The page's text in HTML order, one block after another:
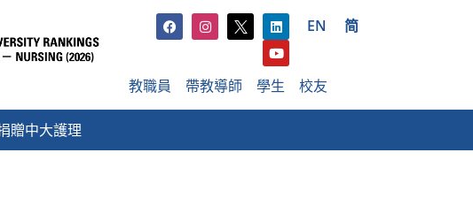
EN 简
教職員 帶教導師 學生 校友
贈中大護理